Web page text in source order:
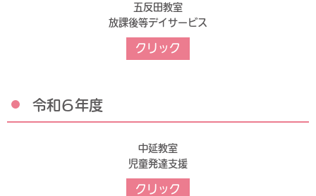
五反田教室
放課後等デイサービス
クリック
令和６年度
中延教室
児童発達支援
クリック